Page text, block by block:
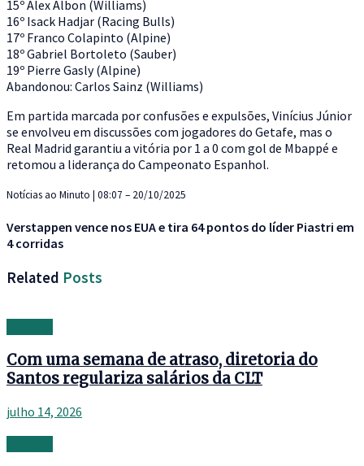
15º Alex Albon (Williams)
16º Isack Hadjar (Racing Bulls)
17º Franco Colapinto (Alpine)
18º Gabriel Bortoleto (Sauber)
19º Pierre Gasly (Alpine)
Abandonou: Carlos Sainz (Williams)
Em partida marcada por confusões e expulsões, Vinícius Júnior
se envolveu em discussões com jogadores do Getafe, mas o
Real Madrid garantiu a vitória por 1 a 0 com gol de Mbappé e
retomou a liderança do Campeonato Espanhol.
Notícias ao Minuto | 08:07 – 20/10/2025
Verstappen vence nos EUA e tira 64 pontos do líder Piastri em
4 corridas
Related Posts
Com uma semana de atraso, diretoria do
Santos regulariza salários da CLT
julho 14, 2026